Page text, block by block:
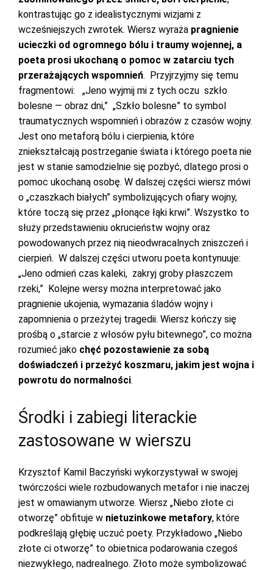
kontrastując go z idealistycznymi wizjami z
wcześniejszych zwrotek. Wiersz wyraża pragnienie
ucieczki od ogromnego bólu i traumy wojennej, a
poeta prosi ukochaną o pomoc w zatarciu tych
przerażających wspomnień. Przyjrzyjmy się temu
fragmentowi: „Jeno wyjmij mi z tych oczu szkło
bolesne — obraz dni,” „Szkło bolesne” to symbol
traumatycznych wspomnień i obrazów z czasów wojny.
Jest ono metaforą bólu i cierpienia, które
zniekształcają postrzeganie świata i którego poeta nie
jest w stanie samodzielnie się pozbyć, dlatego prosi o
pomoc ukochaną osobę. W dalszej części wiersz mówi
o „czaszkach białych” symbolizujących ofiary wojny,
które toczą się przez „płonące łąki krwi”. Wszystko to
służy przedstawieniu okrucieństw wojny oraz
powodowanych przez nią nieodwracalnych zniszczeń i
cierpień. W dalszej części utworu poeta kontynuuje:
„Jeno odmień czas kaleki, zakryj groby płaszczem
rzeki,” Kolejne wersy można interpretować jako
pragnienie ukojenia, wymazania śladów wojny i
zapomnienia o przeżytej tragedii. Wiersz kończy się
prośbą o „starcie z włosów pyłu bitewnego”, co można
rozumieć jako chęć pozostawienie za sobą
doświadczeń i przeżyć koszmaru, jakim jest wojna i
powrotu do normalności.
Środki i zabiegi literackie
zastosowane w wierszu
Krzysztof Kamil Baczyński wykorzystywał w swojej
twórczości wiele rozbudowanych metafor i nie inaczej
jest w omawianym utworze. Wiersz „Niebo złote ci
otworzę” obfituje w nietuzinkowe metafory, które
podkreślają głębię uczuć poety. Przykładowo „Niebo
złote ci otworzę” to obietnica podarowania czegoś
niezwykłego, nadrealnego. Złoto może symbolizować